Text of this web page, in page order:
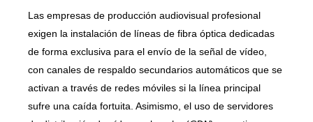
Las empresas de producción audiovisual profesional
exigen la instalación de líneas de fibra óptica dedicadas
de forma exclusiva para el envío de la señal de vídeo,
con canales de respaldo secundarios automáticos que se
activan a través de redes móviles si la línea principal
sufre una caída fortuita. Asimismo, el uso de servidores